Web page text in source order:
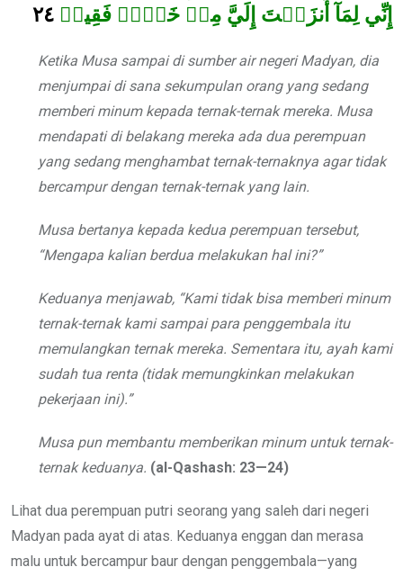
إِنِّي لِمَآ أَنزَلۡتَ إِلَيَّ مِنۡ خَيۡرٖ فَقِيرٞ
Ketika Musa sampai di sumber air negeri Madyan, dia
menjumpai di sana sekumpulan orang yang sedang
memberi minum kepada ternak-ternak mereka. Musa
mendapati di belakang mereka ada dua perempuan
yang sedang menghambat ternak-ternaknya agar tidak
bercampur dengan ternak-ternak yang lain.
Musa bertanya kepada kedua perempuan tersebut,
“Mengapa kalian berdua melakukan hal ini?”
Keduanya menjawab, “Kami tidak bisa memberi minum
ternak-ternak kami sampai para penggembala itu
memulangkan ternak mereka. Sementara itu, ayah kami
sudah tua renta (tidak memungkinkan melakukan
pekerjaan ini).”
Musa pun membantu memberikan minum untuk ternak-
ternak keduanya. (al-Qashash: 23—24)
Lihat dua perempuan putri seorang yang saleh dari negeri
Madyan pada ayat di atas. Keduanya enggan dan merasa
malu untuk bercampur baur dengan penggembala—yang